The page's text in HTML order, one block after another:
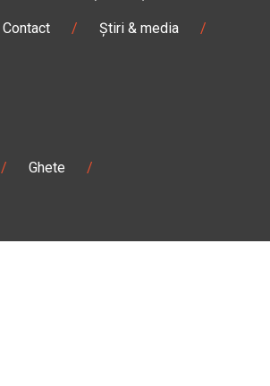
Contact / Știri & media /
/ Ghete /